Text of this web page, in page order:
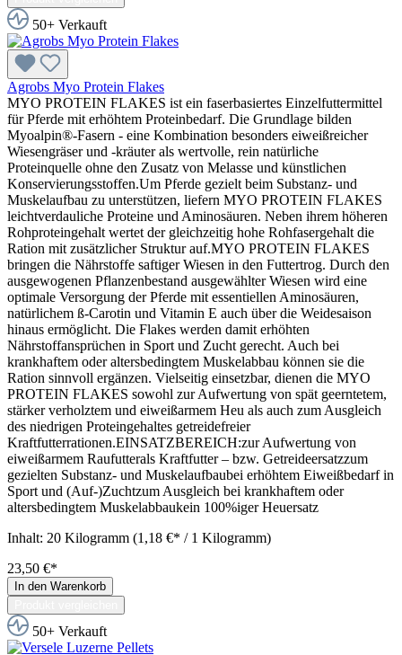
50+ Verkauft
Agrobs Myo Protein Flakes
MYO PROTEIN FLAKES ist ein faserbasiertes Einzelfuttermittel
für Pferde mit erhöhtem Proteinbedarf. Die Grundlage bilden
Myoalpin®-Fasern - eine Kombination besonders eiweißreicher
Wiesengräser und -kräuter als wertvolle, rein natürliche
Proteinquelle ohne den Zusatz von Melasse und künstlichen
Konservierungsstoffen.Um Pferde gezielt beim Substanz- und
Muskelaufbau zu unterstützen, liefern MYO PROTEIN FLAKES
leichtverdauliche Proteine und Aminosäuren. Neben ihrem höheren
Rohproteingehalt wertet der gleichzeitig hohe Rohfasergehalt die
Ration mit zusätzlicher Struktur auf.MYO PROTEIN FLAKES
bringen die Nährstoffe saftiger Wiesen in den Futtertrog. Durch den
ausgewogenen Pflanzenbestand ausgewählter Wiesen wird eine
optimale Versorgung der Pferde mit essentiellen Aminosäuren,
natürlichem ß-Carotin und Vitamin E auch über die Weidesaison
hinaus ermöglicht. Die Flakes werden damit erhöhten
Nährstoffansprüchen in Sport und Zucht gerecht. Auch bei
krankhaftem oder altersbedingtem Muskelabbau können sie die
Ration sinnvoll ergänzen. Vielseitig einsetzbar, dienen die MYO
PROTEIN FLAKES sowohl zur Aufwertung von spät geerntetem,
stärker verholztem und eiweißarmem Heu als auch zum Ausgleich
des niedrigen Proteingehaltes getreidefreier
Kraftfutterrationen.EINSATZBEREICH:zur Aufwertung von
eiweißarmem Raufutterals Kraftfutter – bzw. Getreideersatzzum
gezielten Substanz- und Muskelaufbaubei erhöhtem Eiweißbedarf in
Sport und (Auf-)Zuchtzum Ausgleich bei krankhaftem oder
altersbedingtem Muskelabbaukein 100%iger Heuersatz
Inhalt: 20 Kilogramm (1,18 €* / 1 Kilogramm)
23,50 €*
In den Warenkorb
50+ Verkauft